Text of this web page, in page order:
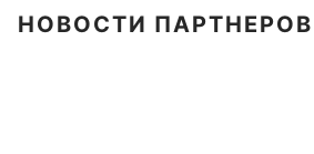
НОВОСТИ ПАРТНЕРОВ